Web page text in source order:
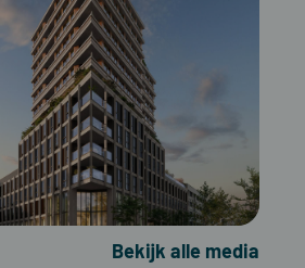
Bekijk alle media